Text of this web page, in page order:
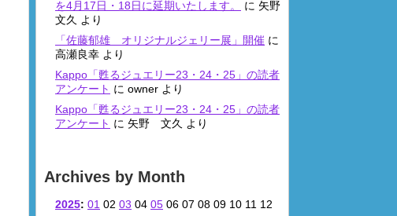
を4月17日・18日に延期いたします。
に 矢野
文久 より
「佐藤郁雄 オリジナルジェリー展」開催 に
高瀬良幸 より
Kappo「甦るジュエリー23・24・25」の読者
アンケート に owner より
Kappo「甦るジュエリー23・24・25」の読者
アンケート に 矢野 文久 より
Archives by Month
2025: 01 02 03 04 05 06 07 08 09 10 11 12